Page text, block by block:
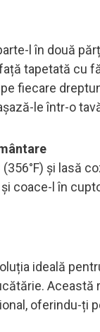
l în două
tapetată cu
fiecare
le într-o
și lasă
coace-l în
ideală
oferindu-ți